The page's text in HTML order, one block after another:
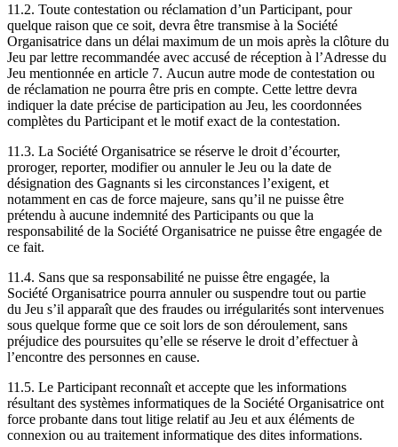
11.2. Toute contestation ou réclamation d’un Participant, pour
quelque raison que ce soit, devra être transmise à la Société
Organisatrice dans un délai maximum de un mois après la clôture du
Jeu par lettre recommandée avec accusé de réception à l’Adresse du
Jeu mentionnée en article 7. Aucun autre mode de contestation ou
de réclamation ne pourra être pris en compte. Cette lettre devra
indiquer la date précise de participation au Jeu, les coordonnées
complètes du Participant et le motif exact de la contestation.
11.3. La Société Organisatrice se réserve le droit d’écourter,
proroger, reporter, modifier ou annuler le Jeu ou la date de
désignation des Gagnants si les circonstances l’exigent, et
notamment en cas de force majeure, sans qu’il ne puisse être
prétendu à aucune indemnité des Participants ou que la
responsabilité de la Société Organisatrice ne puisse être engagée de
ce fait.
11.4. Sans que sa responsabilité ne puisse être engagée, la
Société Organisatrice pourra annuler ou suspendre tout ou partie
du Jeu s’il apparaît que des fraudes ou irrégularités sont intervenues
sous quelque forme que ce soit lors de son déroulement, sans
préjudice des poursuites qu’elle se réserve le droit d’effectuer à
l’encontre des personnes en cause.
11.5. Le Participant reconnaît et accepte que les informations
résultant des systèmes informatiques de la Société Organisatrice ont
force probante dans tout litige relatif au Jeu et aux éléments de
connexion ou au traitement informatique des dites informations.